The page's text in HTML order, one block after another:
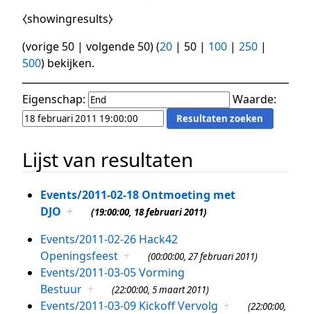
⧼showingresults⧽
(vorige 50 | volgende 50) (20 | 50 | 100 | 250 |
500) bekijken.
Eigenschap: Waarde:
Lijst van resultaten
Events/2011-02-18 Ontmoeting met
DJO + (19:00:00, 18 februari 2011)
Events/2011-02-26 Hack42
Openingsfeest + (00:00:00, 27 februari 2011)
Events/2011-03-05 Vorming
Bestuur + (22:00:00, 5 maart 2011)
Events/2011-03-09 Kickoff Vervolg +
(22:00:00,